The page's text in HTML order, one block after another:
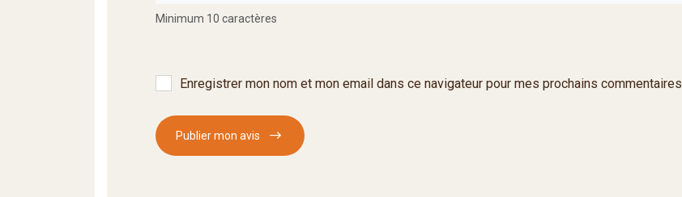
Minimum 10 caractères
Enregistrer mon nom et mon email dans ce navigateur pour mes prochains commentaires
Publier mon avis